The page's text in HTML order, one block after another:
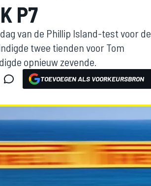
P7
van de Phillip Island-test voor de
twee tienden voor Tom
opnieuw zevende.
TOEVOEGEN ALS VOORKEURSBRON